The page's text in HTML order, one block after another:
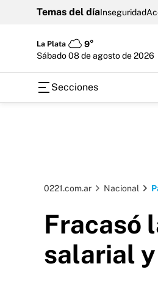
Temas del díaInseguridad
La Plata
9°
sábado 08 de agosto de 2026
Secciones
0221.com.ar Nacional
Fracasó
salarial